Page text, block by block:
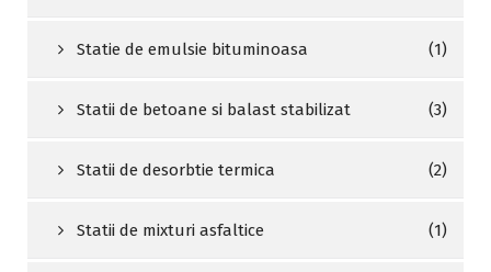
Statie de emulsie bituminoasa (1)
Statii de betoane si balast stabilizat (3)
Statii de desorbtie termica (2)
Statii de mixturi asfaltice (1)